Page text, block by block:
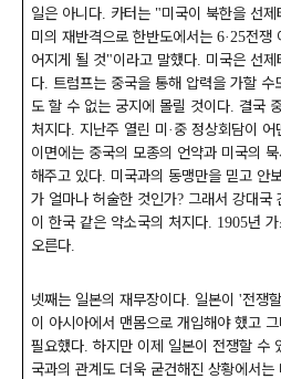
일은 아니다. 카터는 "미국이 북한을 선
미의 재반격으로 한반도에서는 6·25전쟁
어지게 될 것"이라고 말했다. 미국은 선제
다. 트럼프는 중국을 통해 압력을 가할 수
도 할 수 없는 궁지에 몰릴 것이다. 결국
처지다. 지난주 열린 미 · 중 정상회담이 어
이면에는 중국의 모종의 언약과 미국의
해주고 있다. 미국과의 동맹만을 믿고 안
가 얼마나 허술한 것인가? 그래서 강대국
이 한국 같은 약소국의 처지다. 1905년
오른다.
넷째는 일본의 재무장이다. 일본이 '전쟁
이 아시아에서 맨몸으로 개입해야 했고
필요했다.하지만 이제 일본이 전쟁할 수
국과의 관계도 더욱 굳건해진 상황에서